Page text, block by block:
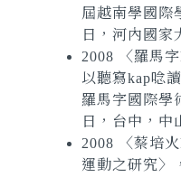
屆越南學國際
日，河內國家
2008 〈羅馬
以聽寫kap唸
羅馬字國際學
日，台中，中
2008 〈蔡培
運動之研究〉